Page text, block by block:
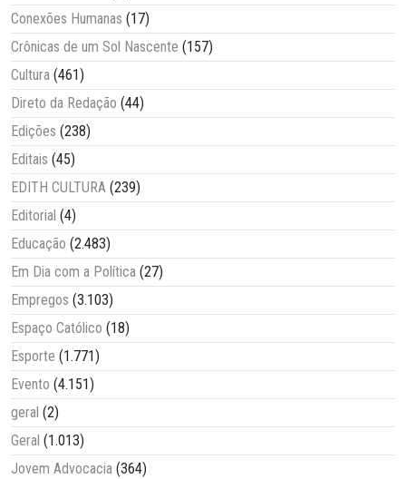
Conexões Humanas (17)
Crônicas de um Sol Nascente (157)
Cultura (461)
Direto da Redação (44)
Edições (238)
Editais (45)
EDITH CULTURA (239)
Editorial (4)
Educação (2.483)
Em Dia com a Política (27)
Empregos (3.103)
Espaço Católico (18)
Esporte (1.771)
Evento (4.151)
geral (2)
Geral (1.013)
Jovem Advocacia (364)